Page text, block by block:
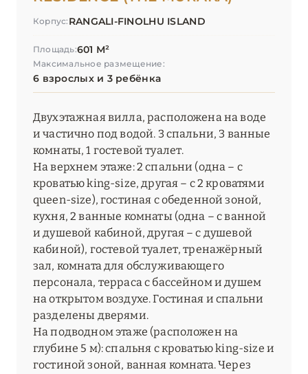
Корпус: RANGALI-FINOLHU ISLAND
Площадь:601 М²
Максимальное размещение:
6 взрослых и 3 ребёнка
Двухэтажная вилла, расположена на воде
и частично под водой. 3 спальни, 3 ванные
комнаты, 1 гостевой туалет.
На верхнем этаже: 2 спальни (одна – с
кроватью king-size, другая – с 2 кроватями
queen-size), гостиная с обеденной зоной,
кухня, 2 ванные комнаты (одна – с ванной
и душевой кабиной, другая – с душевой
кабиной), гостевой туалет, тренажёрный
зал, комната для обслуживающего
персонала, терраса с бассейном и душем
на открытом воздухе. Гостиная и спальни
разделены дверями.
На подводном этаже (расположен на
глубине 5 м): спальня с кроватью king-size и
гостиной зоной, ванная комната. Через